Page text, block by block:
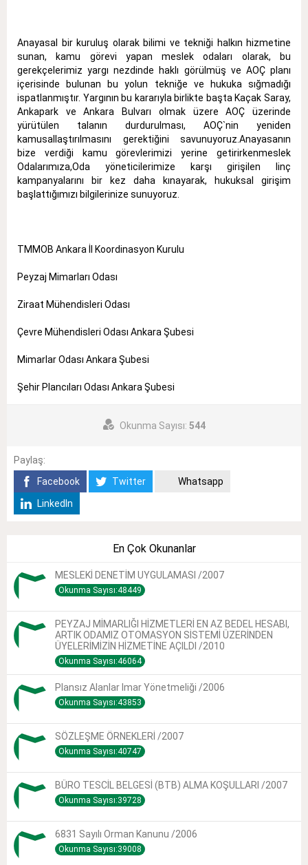
Anayasal bir kuruluş olarak bilimi ve tekniği halkın hizmetine
sunan, kamu görevi yapan meslek odaları olarak, bu
gerekçelerimiz yargı nezdinde haklı görülmüş ve AOÇ planı
içerisinde bulunan bu yolun tekniğe ve hukuka sığmadığı
ispatlanmıştır. Yargının bu kararıyla birlikte başta Kaçak Saray,
Ankapark ve Ankara Bulvarı olmak üzere AOÇ üzerinde
yürütülen talanın durdurulması, AOÇ`nin yeniden
kamusallaştırılmasını gerektiğini savunuyoruz.Anayasanın
bize verdiği kamu görevlerimizi yerine getirirkenmeslek
Odalarımıza,Oda yöneticilerimize karşı girişilen linç
kampanyalarını bir kez daha kınayarak, hukuksal girişim
başlattığımızı bilgilerinize sunuyoruz.
TMMOB Ankara İl Koordinasyon Kurulu
Peyzaj Mimarları Odası
Ziraat Mühendisleri Odası
Çevre Mühendisleri Odası Ankara Şubesi
Mimarlar Odası Ankara Şubesi
Şehir Plancıları Odası Ankara Şubesi
Okunma Sayısı: 544
Paylaş:
Facebook
Twitter
Whatsapp
LinkedIn
En Çok Okunanlar
MESLEKİ DENETİM UYGULAMASI /2007
Okunma Sayısı:48449
PEYZAJ MİMARLIĞI HİZMETLERİ EN AZ BEDEL HESABI,
ARTIK ODAMIZ OTOMASYON SİSTEMİ ÜZERİNDEN
ÜYELERİMİZİN HİZMETİNE AÇILDI /2010
Okunma Sayısı:46064
Plansız Alanlar Imar Yönetmeliği /2006
Okunma Sayısı:43853
SÖZLEŞME ÖRNEKLERİ /2007
Okunma Sayısı:40747
BÜRO TESCİL BELGESİ (BTB) ALMA KOŞULLARI /2007
Okunma Sayısı:39728
6831 Sayılı Orman Kanunu /2006
Okunma Sayısı:39008